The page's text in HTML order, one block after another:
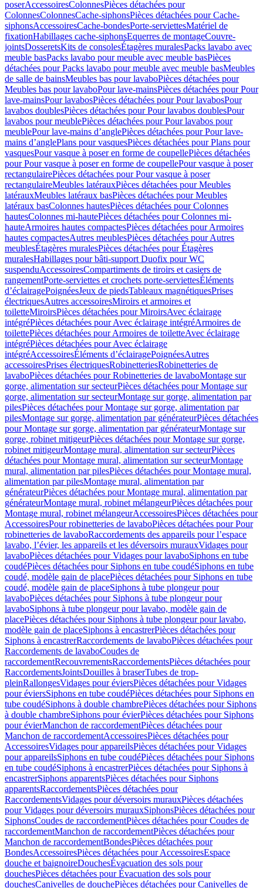
poserAccessoiresColonnesPièces détachées pour
ColonnesColonnesCache-siphonsPièces détachées pour Cache-
siphonsAccessoiresCache-bondesPorte-serviettesMatériel de
fixationHabillages cache-siphonsEquerres de montageCouvre-
jointsDosseretsKits de consolesÉtagères muralesPacks lavabo avec
meuble basPacks lavabo pour meuble avec meuble basPièces
détachées pour Packs lavabo pour meuble avec meuble basMeubles
de salle de bainsMeubles bas pour lavaboPièces détachées pour
Meubles bas pour lavaboPour lave-mainsPièces détachées pour Pour
lave-mainsPour lavabosPièces détachées pour Pour lavabosPour
lavabos doublesPièces détachées pour Pour lavabos doublesPour
lavabos pour meublePièces détachées pour Pour lavabos pour
meublePour lave-mains d’anglePièces détachées pour Pour lave-
mains d’anglePlans pour vasquesPièces détachées pour Plans pour
vasquesPour vasque à poser en forme de coupellePièces détachées
pour Pour vasque à poser en forme de coupellePour vasque à poser
rectangulairePièces détachées pour Pour vasque à poser
rectangulaireMeubles latérauxPièces détachées pour Meubles
latérauxMeubles latéraux basPièces détachées pour Meubles
latéraux basColonnes hautesPièces détachées pour Colonnes
hautesColonnes mi-hautePièces détachées pour Colonnes mi-
hauteArmoires hautes compactesPièces détachées pour Armoires
hautes compactesAutres meublesPièces détachées pour Autres
meublesÉtagères muralesPièces détachées pour Étagères
muralesHabillages pour bâti-support Duofix pour WC
suspenduAccessoiresCompartiments de tiroirs et casiers de
rangementPorte-serviettes et crochets porte-serviettesÉléments
d’éclairagePoignéesJeux de piedsTableaux magnétiquesPrises
électriquesAutres accessoiresMiroirs et armoires et
toiletteMiroirsPièces détachées pour MiroirsAvec éclairage
intégréPièces détachées pour Avec éclairage intégréArmoires de
toilettePièces détachées pour Armoires de toiletteAvec éclairage
intégréPièces détachées pour Avec éclairage
intégréAccessoiresÉléments d’éclairagePoignéesAutres
accessoiresPrises électriquesRobinetteriesRobinetteries de
lavaboPièces détachées pour Robinetteries de lavaboMontage sur
gorge, alimentation sur secteurPièces détachées pour Montage sur
gorge, alimentation sur secteurMontage sur gorge, alimentation par
pilesPièces détachées pour Montage sur gorge, alimentation par
pilesMontage sur gorge, alimentation par générateurPièces détachées
pour Montage sur gorge, alimentation par générateurMontage sur
gorge, robinet mitigeurPièces détachées pour Montage sur gorge,
robinet mitigeurMontage mural, alimentation sur secteurPièces
détachées pour Montage mural, alimentation sur secteurMontage
mural, alimentation par pilesPièces détachées pour Montage mural,
alimentation par pilesMontage mural, alimentation par
générateurPièces détachées pour Montage mural, alimentation par
générateurMontage mural, robinet mélangeurPièces détachées pour
Montage mural, robinet mélangeurAccessoiresPièces détachées pour
AccessoiresPour robinetteries de lavaboPièces détachées pour Pour
robinetteries de lavaboRaccordements des appareils pour l’espace
lavabo, l’évier, les appareils et les déversoirs murauxVidages pour
lavaboPièces détachées pour Vidages pour lavaboSiphons en tube
coudéPièces détachées pour Siphons en tube coudéSiphons en tube
coudé, modèle gain de placePièces détachées pour Siphons en tube
coudé, modèle gain de placeSiphons à tube plongeur pour
lavaboPièces détachées pour Siphons à tube plongeur pour
lavaboSiphons à tube plongeur pour lavabo, modèle gain de
placePièces détachées pour Siphons à tube plongeur pour lavabo,
modèle gain de placeSiphons à encastrerPièces détachées pour
Siphons à encastrerRaccordements de lavaboPièces détachées pour
Raccordements de lavaboCoudes de
raccordementRecouvrementsRaccordementsPièces détachées pour
RaccordementsJointsDouilles à braserTubes de trop-
pleinRallongesVidages pour éviersPièces détachées pour Vidages
pour éviersSiphons en tube coudéPièces détachées pour Siphons en
tube coudéSiphons à double chambrePièces détachées pour Siphons
à double chambreSiphons pour évierPièces détachées pour Siphons
pour évierManchon de raccordementPièces détachées pour
Manchon de raccordementAccessoiresPièces détachées pour
AccessoiresVidages pour appareilsPièces détachées pour Vidages
pour appareilsSiphons en tube coudéPièces détachées pour Siphons
en tube coudéSiphons à encastrerPièces détachées pour Siphons à
encastrerSiphons apparentsPièces détachées pour Siphons
apparentsRaccordementsPièces détachées pour
RaccordementsVidages pour déversoirs murauxPièces détachées
pour Vidages pour déversoirs murauxSiphonsPièces détachées pour
SiphonsCoudes de raccordementPièces détachées pour Coudes de
raccordementManchon de raccordementPièces détachées pour
Manchon de raccordementBondesPièces détachées pour
BondesAccessoiresPièces détachées pour AccessoiresEspace
douche et baignoireDouchesÉvacuation des sols pour
douchesPièces détachées pour Évacuation des sols pour
douchesCanivelles de douchePièces détachées pour Canivelles de